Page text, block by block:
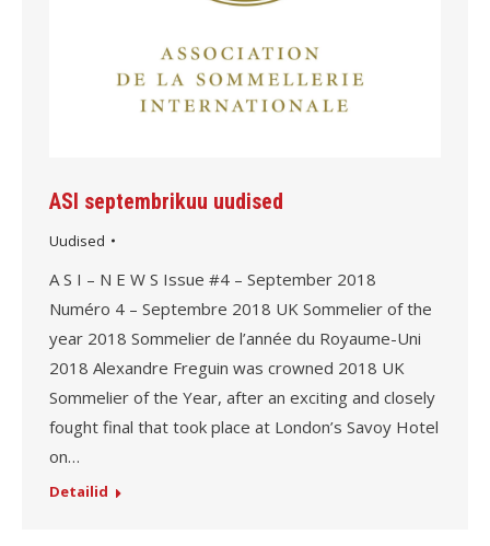
ASI septembrikuu uudised
Uudised
A S I – N E W S Issue #4 – September 2018
Numéro 4 – Septembre 2018 UK Sommelier of the
year 2018 Sommelier de l’année du Royaume-Uni
2018 Alexandre Freguin was crowned 2018 UK
Sommelier of the Year, after an exciting and closely
fought final that took place at London’s Savoy Hotel
on…
Detailid